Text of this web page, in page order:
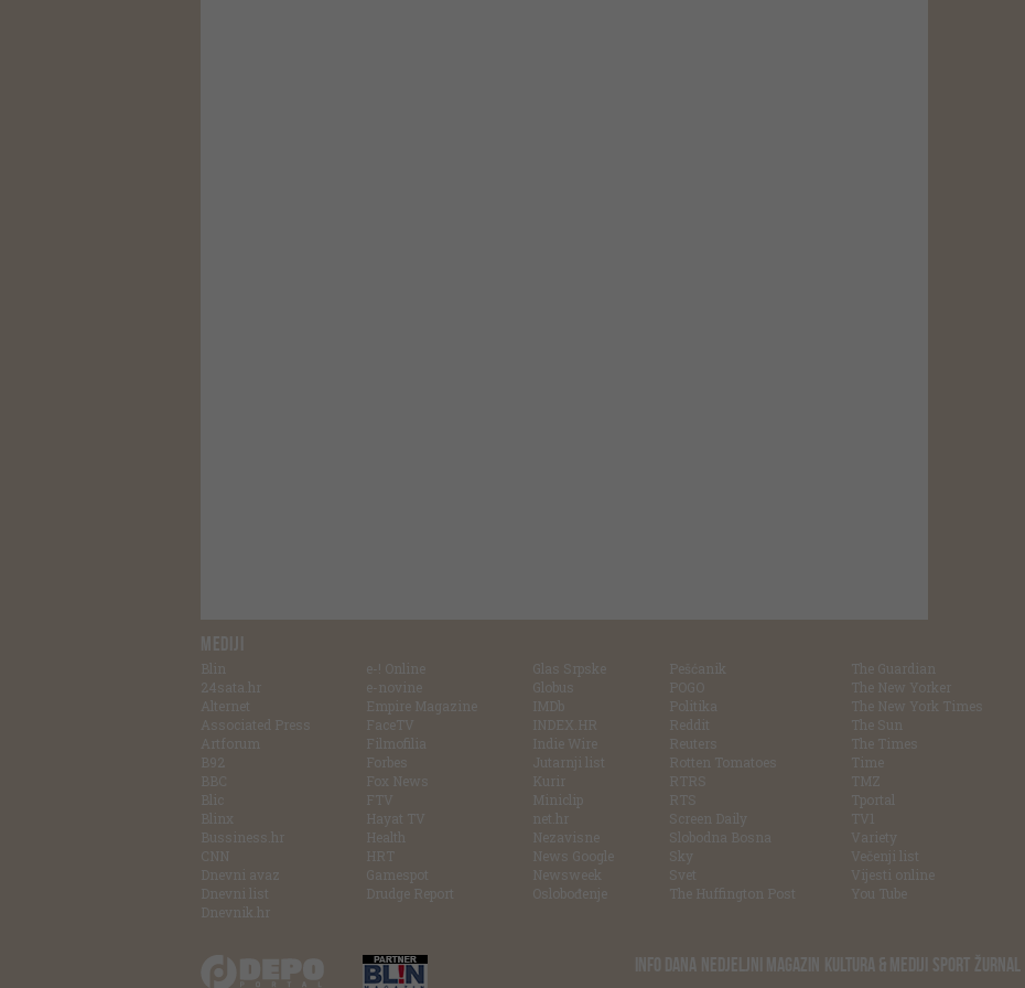
MEDIJI
Blin
24sata.hr
Alternet
Associated Press
Artforum
B92
BBC
Blic
Blinx
Bussiness.hr
CNN
Dnevni avaz
Dnevni list
Dnevnik.hr
e-! Online
e-novine
Empire Magazine
FaceTV
Filmofilia
Forbes
Fox News
FTV
Hayat TV
Health
HRT
Gamespot
Drudge Report
Glas Srpske
Globus
IMDb
INDEX.HR
Indie Wire
Jutarnji list
Kurir
Miniclip
net.hr
Nezavisne
News Google
Newsweek
Oslobođenje
Pešćanik
POGO
Politika
Reddit
Reuters
Rotten Tomatoes
RTRS
RTS
Screen Daily
Slobodna Bosna
Sky
Svet
The Huffington Post
The Guardian
The New Yorker
The New York Times
The Sun
The Times
Time
TMZ
Tportal
TV1
Variety
Večenji list
Vijesti online
You Tube
INFO DANA NEDJELJNI MAGAZIN KULTURA & MEDIJI SPORT ŽURNAL